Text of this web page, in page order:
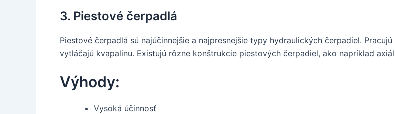
3. Piestové čerpadlá
Piestové čerpadlá sú najúčinnejšie a najpresnejšie typy hydraulických čerpadiel.
vytláčajú kvapalinu. Existujú rôzne konštrukcie piestových čerpadiel, ako napríklad
Výhody:
Vysoká účinnosť